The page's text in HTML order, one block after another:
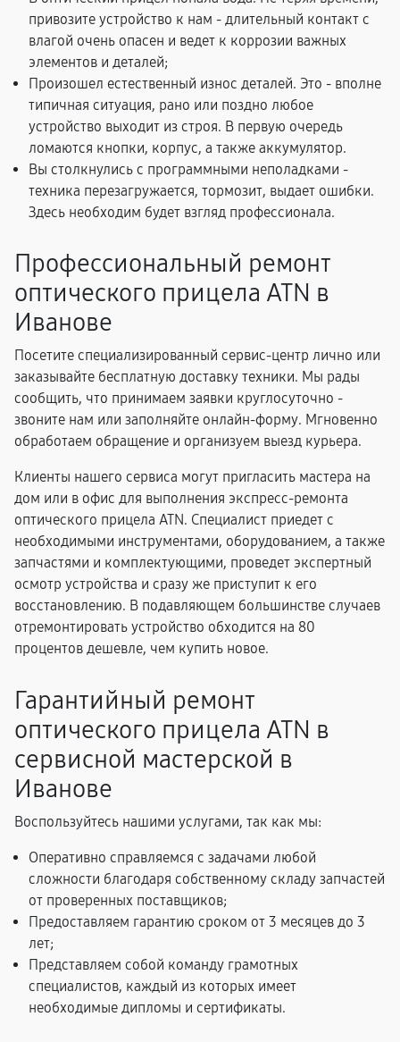
привозите устройство к нам - длительный контакт с
влагой очень опасен и ведет к коррозии важных
элементов и деталей;
Произошел естественный износ деталей. Это - вполне
типичная ситуация, рано или поздно любое
устройство выходит из строя. В первую очередь
ломаются кнопки, корпус, а также аккумулятор.
Вы столкнулись с программными неполадками -
техника перезагружается, тормозит, выдает ошибки.
Здесь необходим будет взгляд профессионала.
Профессиональный ремонт
оптического прицела ATN в
Иванове
Посетите специализированный сервис-центр лично или
заказывайте бесплатную доставку техники. Мы рады
сообщить, что принимаем заявки круглосуточно -
звоните нам или заполняйте онлайн-форму. Мгновенно
обработаем обращение и организуем выезд курьера.
Клиенты нашего сервиса могут пригласить мастера на
дом или в офис для выполнения экспресс-ремонта
оптического прицела ATN. Специалист приедет с
необходимыми инструментами, оборудованием, а также
запчастями и комплектующими, проведет экспертный
осмотр устройства и сразу же приступит к его
восстановлению. В подавляющем большинстве случаев
отремонтировать устройство обходится на 80
процентов дешевле, чем купить новое.
Гарантийный ремонт
оптического прицела ATN в
сервисной мастерской в
Иванове
Воспользуйтесь нашими услугами, так как мы:
Оперативно справляемся с задачами любой
сложности благодаря собственному складу запчастей
от проверенных поставщиков;
Предоставляем гарантию сроком от 3 месяцев до 3
лет;
Представляем собой команду грамотных
специалистов, каждый из которых имеет
необходимые дипломы и сертификаты.